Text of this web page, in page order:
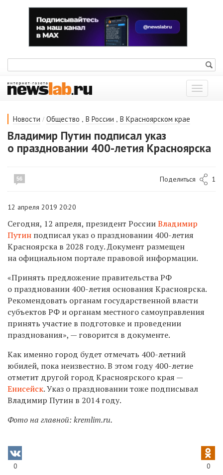
Показать
меню
Новости / Общество , В России , В Красноярском крае
Владимир Путин подписал указ
о праздновании 400-летия Красноярска
56 Поделиться 1
12 апреля 2019 20:20
Сегодня, 12 апреля, президент РоссииВладимир
Путин подписал указ о праздновании 400-летия
Красноярска в 2028 году. Документ размещен
на официальном портале правовой информации.
«Принять предложение правительства РФ
о праздновании 400-летия основания Красноярска.
Рекомендовать органам государственной власти
субъектов РФ и органам местного самоуправления
принять участие в подготовке и проведении
празднования», — говорится в документе.
Как именно город будет отмечать 400-летний
юбилей, пока неизвестно. В этом году 400-летие
отметит другой город Красноярского края —
Енисейск. Указ о праздновании тоже подписывал
Владимир Путин в 2014 году.
Фото на главной: kremlim.ru.
0 0